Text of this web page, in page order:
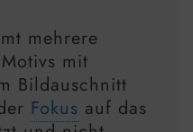
mehrere
mit
Bildauschnitt
Fokus auf das